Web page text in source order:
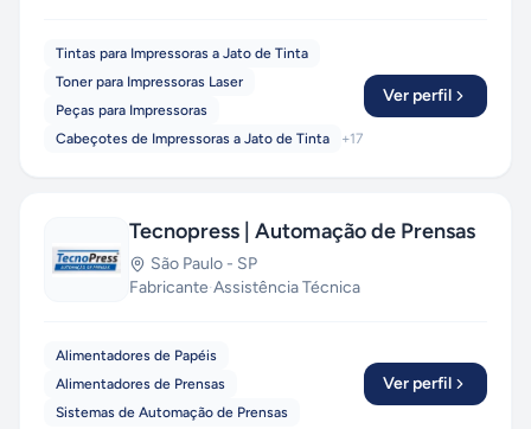
Tintas para Impressoras a Jato de Tinta
Toner para Impressoras Laser
Peças para Impressoras
Cabeçotes de Impressoras a Jato de Tinta
+17
Ver perfil
Tecnopress | Automação de Prensas
São Paulo - SP
Fabricante·Assistência Técnica
Alimentadores de Papéis
Alimentadores de Prensas
Sistemas de Automação de Prensas
Ver perfil